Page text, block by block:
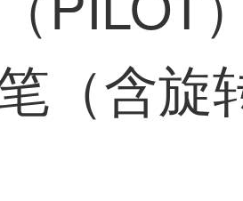
（含旋